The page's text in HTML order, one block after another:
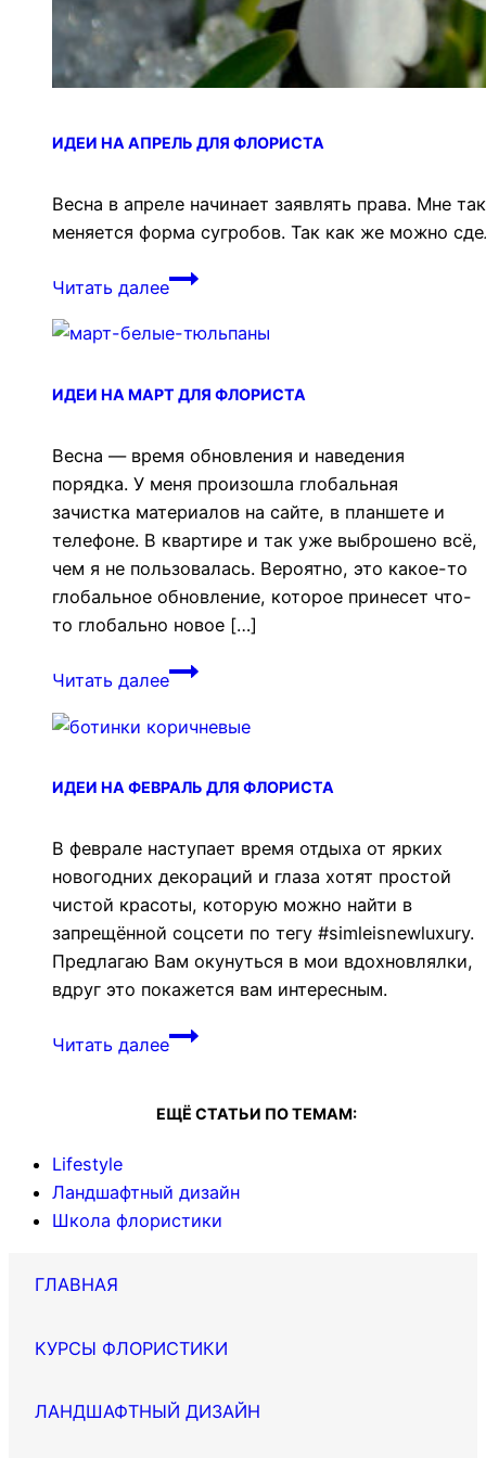
ИДЕИ НА АПРЕЛЬ ДЛЯ ФЛОРИСТА
Весна в апреле начинает заявлять права. Мне
меняется форма сугробов. Так как же можно
Читать далееИдеи
апрель
флориста
ИДЕИ НА МАРТ ДЛЯ ФЛОРИСТА
Весна — время обновления и наведения
порядка. У меня произошла глобальная
зачистка материалов на сайте, в планшете и
телефоне. В квартире и так уже выброшено всё,
чем я не пользовалась. Вероятно, это какое-то
глобальное обновление, которое принесет что-
то глобально новое […]
Читать далееИдеи
март
флориста
ИДЕИ НА ФЕВРАЛЬ ДЛЯ ФЛОРИСТА
В феврале наступает время отдыха от ярких
новогодних декораций и глаза хотят простой
чистой красоты, которую можно найти в
запрещённой соцсети по тегу #simleisnewluxury.
Предлагаю Вам окунуться в мои вдохновлялки,
вдруг это покажется вам интересным.
Читать далееИдеи
для
ЕЩЁ СТАТЬИ ПО ТЕМАМ:
Lifestyle
Ландшафтный дизайн
Школа флористики
ГЛАВНАЯ
КУРСЫ ФЛОРИСТИКИ
ЛАНДШАФТНЫЙ ДИЗАЙН